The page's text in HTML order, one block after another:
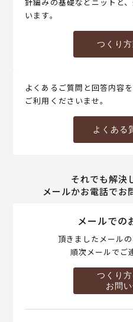
います。
つくり
よくあるご質問と回答内容
ご利用くださいませ。
よくある
それでも解決
メールかお電話でお
メールでの
頂きましたメール
順次メールでご
つくり
お問